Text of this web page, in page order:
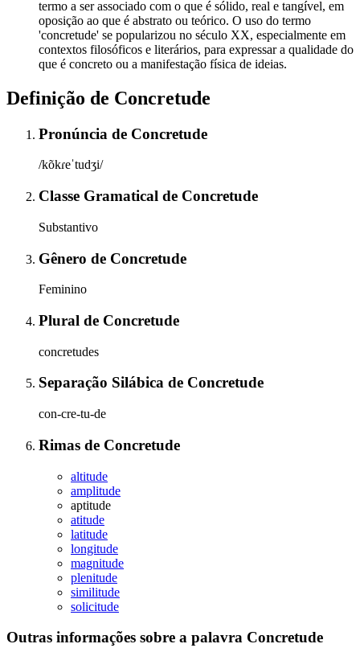
termo a ser associado com o que é sólido, real e tangível, em
oposição ao que é abstrato ou teórico. O uso do termo
'concretude' se popularizou no século XX, especialmente em
contextos filosóficos e literários, para expressar a qualidade do
que é concreto ou a manifestação física de ideias.
Definição de Concretude
Pronúncia de Concretude
/kõkɾeˈtudʒi/
Classe Gramatical de Concretude
Substantivo
Gênero de Concretude
Feminino
Plural de Concretude
concretudes
Separação Silábica de Concretude
con-cre-tu-de
Rimas de Concretude
altitude
amplitude
aptitude
atitude
latitude
longitude
magnitude
plenitude
similitude
solicitude
Outras informações sobre a palavra Concretude